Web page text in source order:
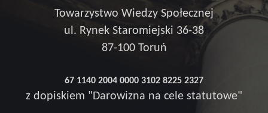
Towarzystwo Wiedzy Społecznej
ul. Rynek Staromiejski 36-38
87-100 Toruń
67 1140 2004 0000 3102 8225 2327
z dopiskiem "Darowizna na cele statutowe"